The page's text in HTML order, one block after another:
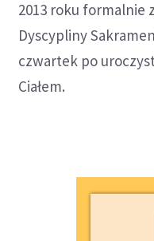
2013 roku formalnie
Dyscypliny
czwartek po
Ciałem.